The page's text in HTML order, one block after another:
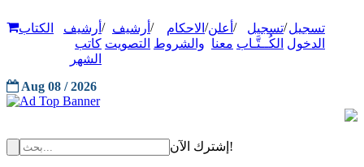
تسجيل
الدخول
/تسجيل
الكُــتَّـاب
/ أعلن
معنا
/ الاحكام
والشروط
/ أرشيف
التصويت
/ أرشيف
كاتب
الشهر
الكتاب
Aug 08 / 2026
إشترك الآن!